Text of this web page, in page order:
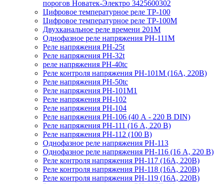
порогов Новатек-Электро 3425600302
Цифровое температурное реле ТР-100
Цифровое температурное реле ТР-100М
Двухканальное реле времени 201М
Однофазное реле напряжения РН-111М
Реле напряжения РН-25t
Реле напряжения РН-32t
реле напряжения РН-40tc
Реле контроля напряжения РН-101М (16А, 220В)
Реле напряжения РН-50tc
Реле напряжения РН-101М1
Реле напряжения РН-102
Реле напряжения РН-104
Реле напряжения РН-106 (40 А - 220 В DIN)
Реле напряжения РН-111 (16 А, 220 В)
Реле напряжения РН-112 (100 В)
Однофазное реле напряжения РН-113
Однофазное реле напряжения РН-116 (16 А, 220 В)
Реле контроля напряжения РН-117 (16А, 220В)
Реле контроля напряжения РН-118 (16А, 220В)
Реле контроля напряжения РН-119 (16А, 220В)